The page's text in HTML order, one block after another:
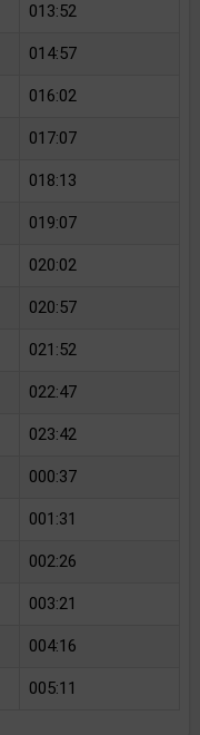
013:52
014:57
016:02
017:07
018:13
019:07
020:02
020:57
021:52
022:47
023:42
000:37
001:31
002:26
003:21
004:16
005:11